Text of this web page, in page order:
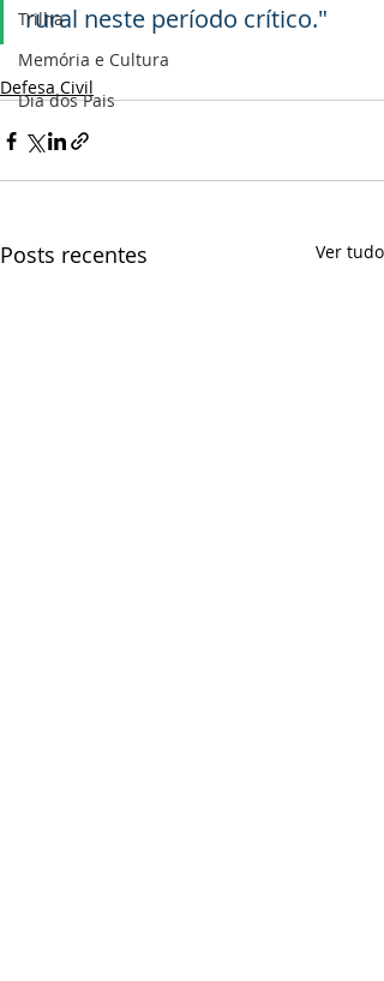
Trilha
Memória e Cultura
Dia dos Pais
rural neste período crítico."
Defesa Civil
Posts recentes Ver tudo